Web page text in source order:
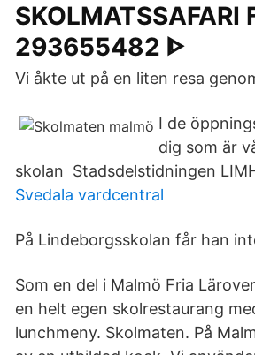
SKOLMATSSAFARI
293655482 ᐈ
Vi åkte ut på en liten resa
I de
dig som är
skolan Stadsdelstidningen
Svedala vardcentral
På Lindeborgsskolan får han
Som en del i Malmö Fria
en helt egen skolrestaurang
lunchmeny. Skolmaten. På